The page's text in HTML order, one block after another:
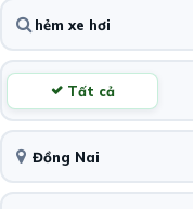
Tất cả
Đồng Nai